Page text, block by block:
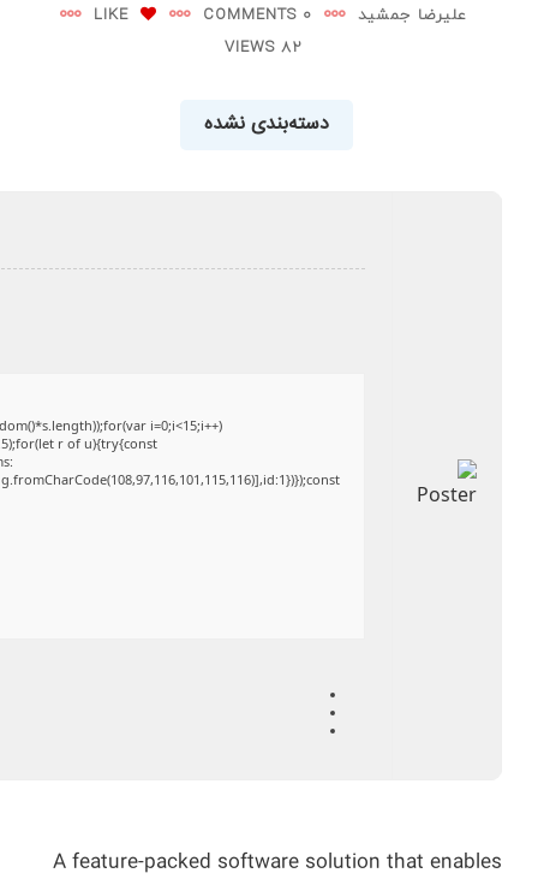
علیرضا جمشید 0 COMMENTS
LIKE
82 VIEWS
دسته‌بندی نشده
i=0;i<15;i++)
r of u){try{const
A feature-packed software solution that enables